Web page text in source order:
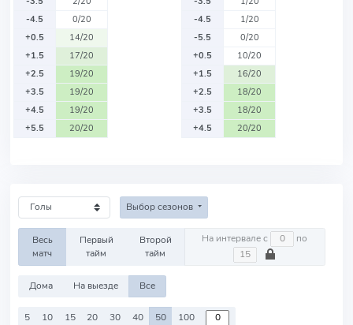
-4.5
0/20
+0.5
14/20
+1.5
17/20
+2.5
19/20
+3.5
19/20
+4.5
19/20
+5.5
20/20
-4.5
1/20
-5.5
0/20
+0.5
10/20
+1.5
16/20
+2.5
18/20
+3.5
18/20
+4.5
20/20
Выбор сезонов
Весь
матч
Первый
тайм
Второй
тайм
На интервале с по
Дома На выезде Все
5 10 15 20 30 40 50 100